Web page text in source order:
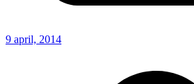
9 april, 2014